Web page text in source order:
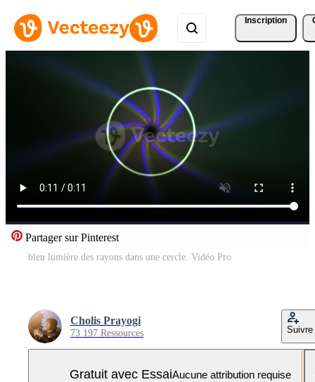
Inscription
Partager sur Pinterest
bleu lumière des rayons dans une cercle. Vidéo Pro
Cholis Prayogi
73 197 Ressources Suivre
Gratuit avec EssaiAucune attribution requise